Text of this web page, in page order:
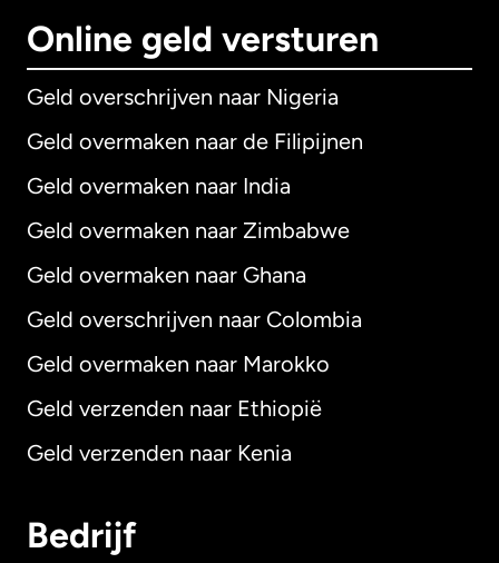
Online geld versturen
Geld overschrijven naar Nigeria
Geld overmaken naar de Filipijnen
Geld overmaken naar India
Geld overmaken naar Zimbabwe
Geld overmaken naar Ghana
Geld overschrijven naar Colombia
Geld overmaken naar Marokko
Geld verzenden naar Ethiopië
Geld verzenden naar Kenia
Bedrijf